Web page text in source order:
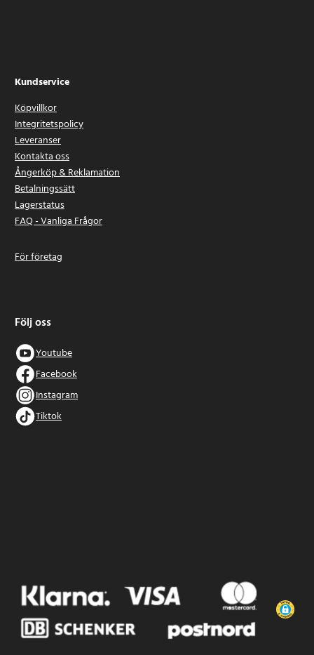
Kundservice
Köpvillkor
Integritetspolicy
Leveranser
Kontakta oss
Ångerköp & Reklamation
Betalningssätt
Lagerstatus
FAQ - Vanliga Frågor
För företag
Följ oss
Youtube
Facebook
Instagram
Tiktok